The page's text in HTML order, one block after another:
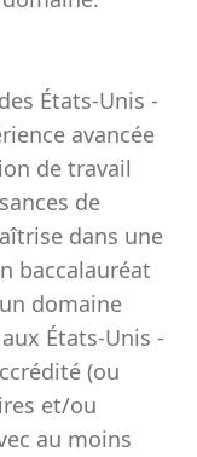
États-Unis -
avancée
de travail
de
dans une
baccalauréat
domaine
États-Unis -
(ou
et/ou
au moins